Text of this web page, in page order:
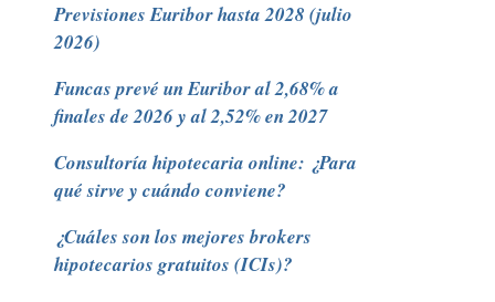
Previsiones Euribor hasta 2028 (julio
2026)
Funcas prevé un Euribor al 2,68% a
finales de 2026 y al 2,52% en 2027
Consultoría hipotecaria online: ¿Para
qué sirve y cuándo conviene?
¿Cuáles son los mejores brokers
hipotecarios gratuitos (ICIs)?